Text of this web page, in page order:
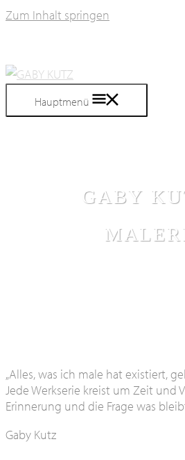
Zum Inhalt springen
Hauptmenü
GABY
„Alles, was ich male hat existiert,
Jede Werkserie kreist um Zeit und
Erinnerung und die Frage was
Gaby Kutz